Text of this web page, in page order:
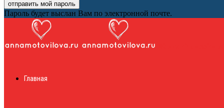
Пароль будет выслан Вам по электронной почте.
Главная